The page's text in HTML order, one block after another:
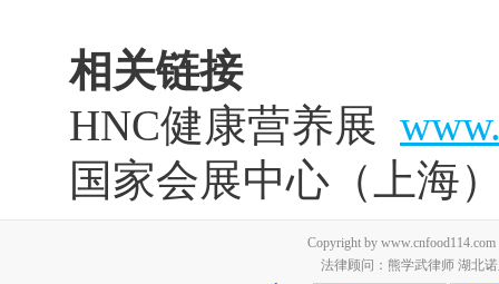
相关链接
HNC健康营养展
国家会展中心（上海
Copyright by
法律顾问：熊学武律师 湖北